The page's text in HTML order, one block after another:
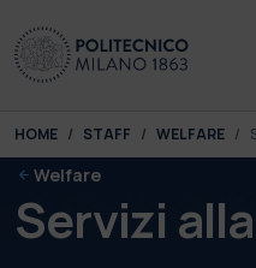
You are here:
HOME STAFF WELFARE
Welfare
Servizi